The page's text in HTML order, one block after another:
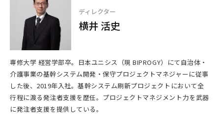
ディレクター
横井 活史
専修大学 経営学部卒。日本ユニシス（現 BIPROGY）にて自治体・
介護事業の基幹システム開発・保守プロジェクトマネジャーに従事
した後、2019年入社。基幹システム刷新プロジェクトにおいて全
行程に渡る発注者支援を歴任。プロジェクトマネジメント力を武器
に発注者支援を提供している。